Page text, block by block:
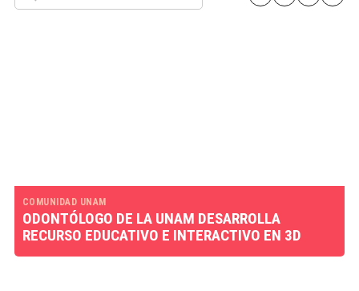
COMUNIDAD UNAM
ODONTÓLOGO DE LA UNAM DESARROLLA
RECURSO EDUCATIVO E INTERACTIVO EN 3D